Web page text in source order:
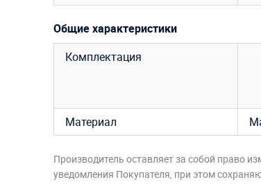
Общие характеристики
Комплектация
Материал
Производитель оставляет за собой право
уведомления Покупателя, при этом